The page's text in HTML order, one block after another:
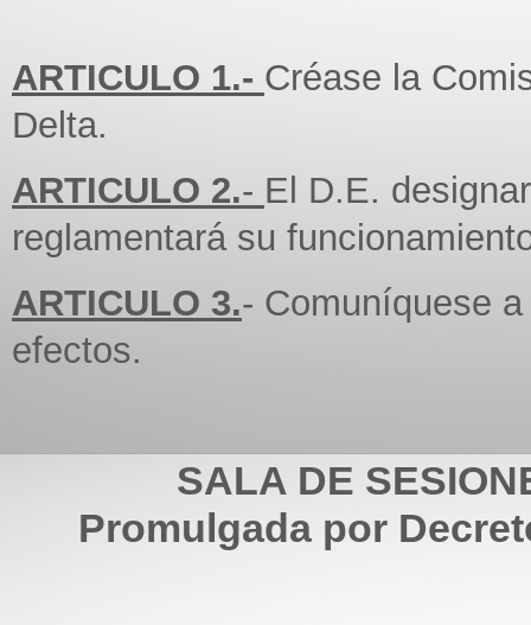
ARTICULO 1.- Créase la
Delta.
ARTICULO 2.- El D.E.
reglamentará su
ARTICULO 3.- Comuníquese
efectos.
SALA DE
Promulgada por